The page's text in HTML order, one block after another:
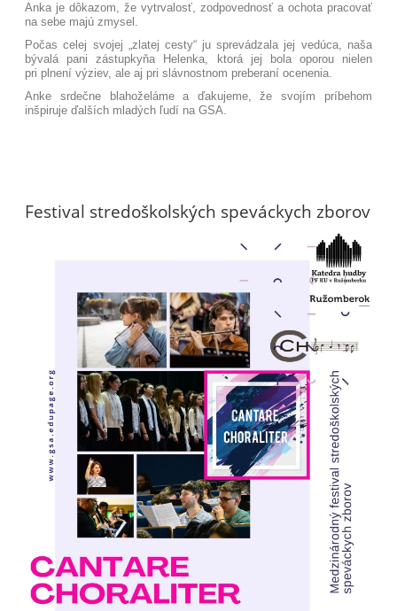
Anka je dôkazom, že vytrvalosť, zodpovednosť a ochota pracovať
na sebe majú zmysel.
Počas celej svojej „zlatej cesty“ ju sprevádzala jej vedúca, naša
bývalá pani zástupkyňa Helenka, ktorá jej bola oporou nielen
pri plnení výziev, ale aj pri slávnostnom preberaní ocenenia.
Anke srdečne blahoželáme a ďakujeme, že svojím príbehom
inšpiruje ďalších mladých ľudí na GSA.
Festival stredoškolských speváckych zborov